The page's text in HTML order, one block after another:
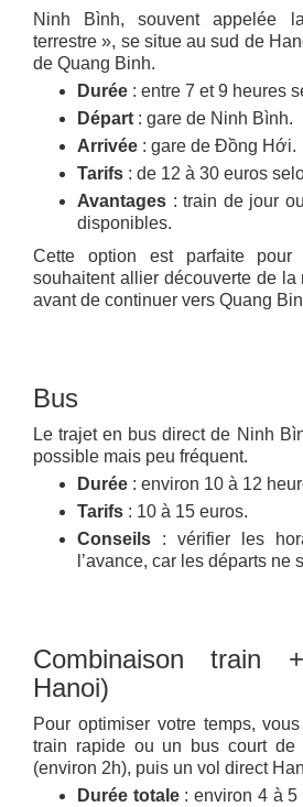
Ninh Bình, souvent appelée
terrestre », se situe au sud de
de Quang Binh.
Durée : entre 7 et 9 heures
Départ : gare de Ninh Bình.
Arrivée : gare de Đồng Hới.
Tarifs : de 12 à 30 euros
Avantages : train de jour
disponibles.
Cette option est parfaite pour
souhaitent allier découverte de
avant de continuer vers Quang
Bus
Le trajet en bus direct de Ninh
possible mais peu fréquent.
Durée : environ 10 à 12
Tarifs : 10 à 15 euros.
Conseils : vérifier les
l’avance, car les départs ne
Combinaison train
Hanoi)
Pour optimiser votre temps,
train rapide ou un bus court
(environ 2h), puis un vol direct
Durée totale: environ 4 à 5